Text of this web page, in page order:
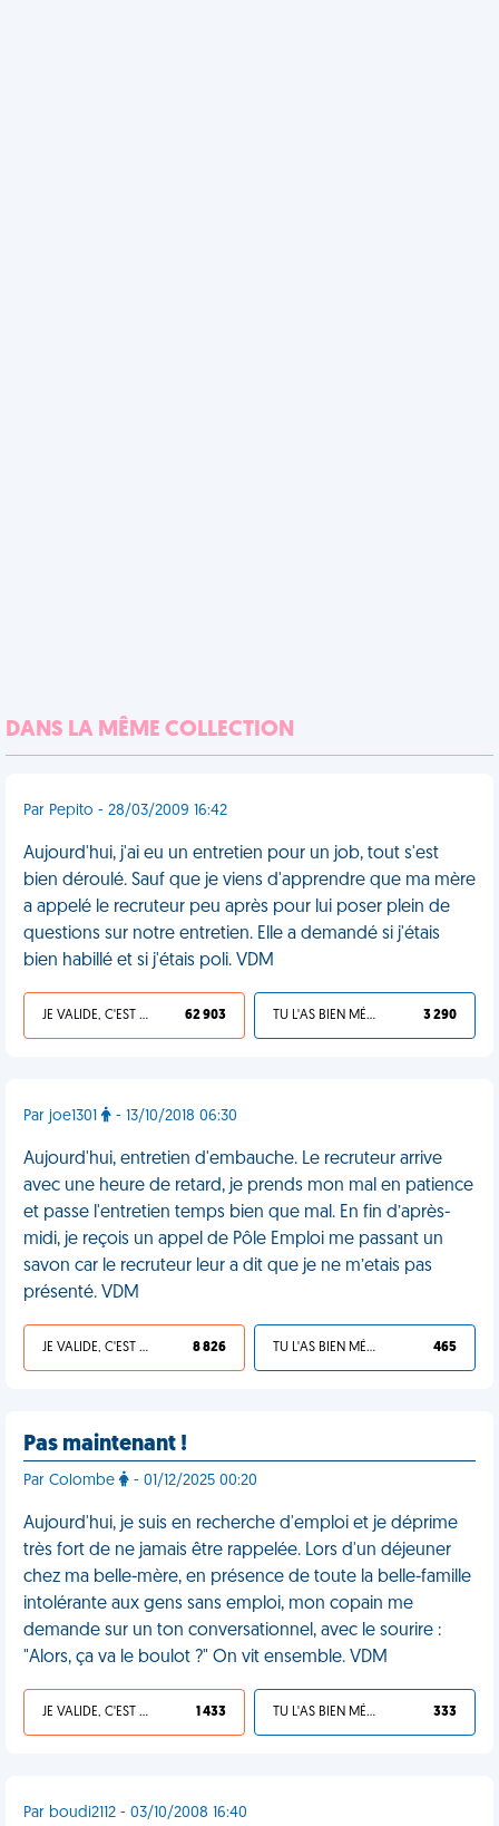
DANS LA MÊME COLLECTION
Par Pepito - 28/03/2009 16:42
Aujourd'hui, j'ai eu un entretien pour un job, tout s'est
bien déroulé. Sauf que je viens d'apprendre que ma mère
a appelé le recruteur peu après pour lui poser plein de
questions sur notre entretien. Elle a demandé si j'étais
bien habillé et si j'étais poli. VDM
JE VALIDE, C'EST UNE VDM 62 903 TU L'AS BIEN MÉRITÉ 3 290
Par joe1301 - 13/10/2018 06:30
Aujourd'hui, entretien d'embauche. Le recruteur arrive
avec une heure de retard, je prends mon mal en patience
et passe l'entretien temps bien que mal. En fin d’après-
midi, je reçois un appel de Pôle Emploi me passant un
savon car le recruteur leur a dit que je ne m’etais pas
présenté. VDM
JE VALIDE, C'EST UNE VDM 8 826 TU L'AS BIEN MÉRITÉ 465
Pas maintenant !
Par Colombe - 01/12/2025 00:20
Aujourd'hui, je suis en recherche d'emploi et je déprime
très fort de ne jamais être rappelée. Lors d'un déjeuner
chez ma belle-mère, en présence de toute la belle-famille
intolérante aux gens sans emploi, mon copain me
demande sur un ton conversationnel, avec le sourire :
"Alors, ça va le boulot ?" On vit ensemble. VDM
JE VALIDE, C'EST UNE VDM 1 433 TU L'AS BIEN MÉRITÉ 333
Par boudi2112 - 03/10/2008 16:40